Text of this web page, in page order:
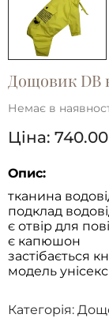
Дощовик DB
Немає в
Ціна: 740.00
Опис:
тканина
подклад
є отвір для
є капюшон
застібається
модель унісекс
Категорія: